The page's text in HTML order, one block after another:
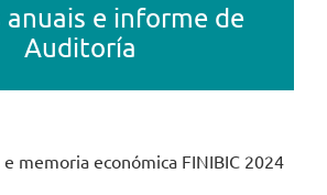
anuais e informe de
Auditoría
e memoria económica FINIBIC 2024